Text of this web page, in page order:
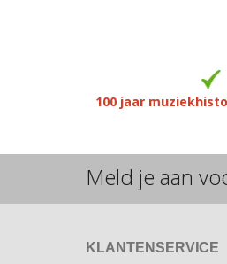
100 jaar
Meld je aan
KLANTENSERVICE